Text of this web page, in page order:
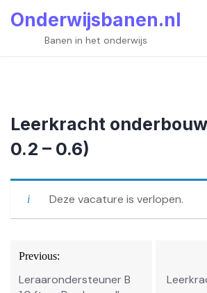
Onderwijsbanen.nl
Banen in het onderwijs
Leerkracht
0.2 – 0.6)
Deze vacature is verlopen.
Bericht
navigatie
Previous:
Leraarondersteuner B